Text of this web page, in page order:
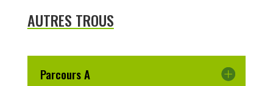
AUTRES TROUS
Parcours A